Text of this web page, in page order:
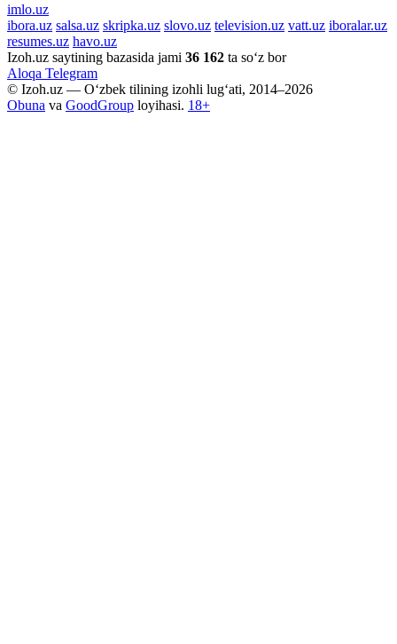
imlo.uz
ibora.uz salsa.uz skripka.uz slovo.uz television.uz vatt.uz iboralar.uz
resumes.uz havo.uz
Izoh.uz saytining bazasida jami 36 162 ta so‘z bor
Aloqa Telegram
© Izoh.uz — O‘zbek tilining izohli lug‘ati, 2014–2026
Obuna va GoodGroup loyihasi. 18+